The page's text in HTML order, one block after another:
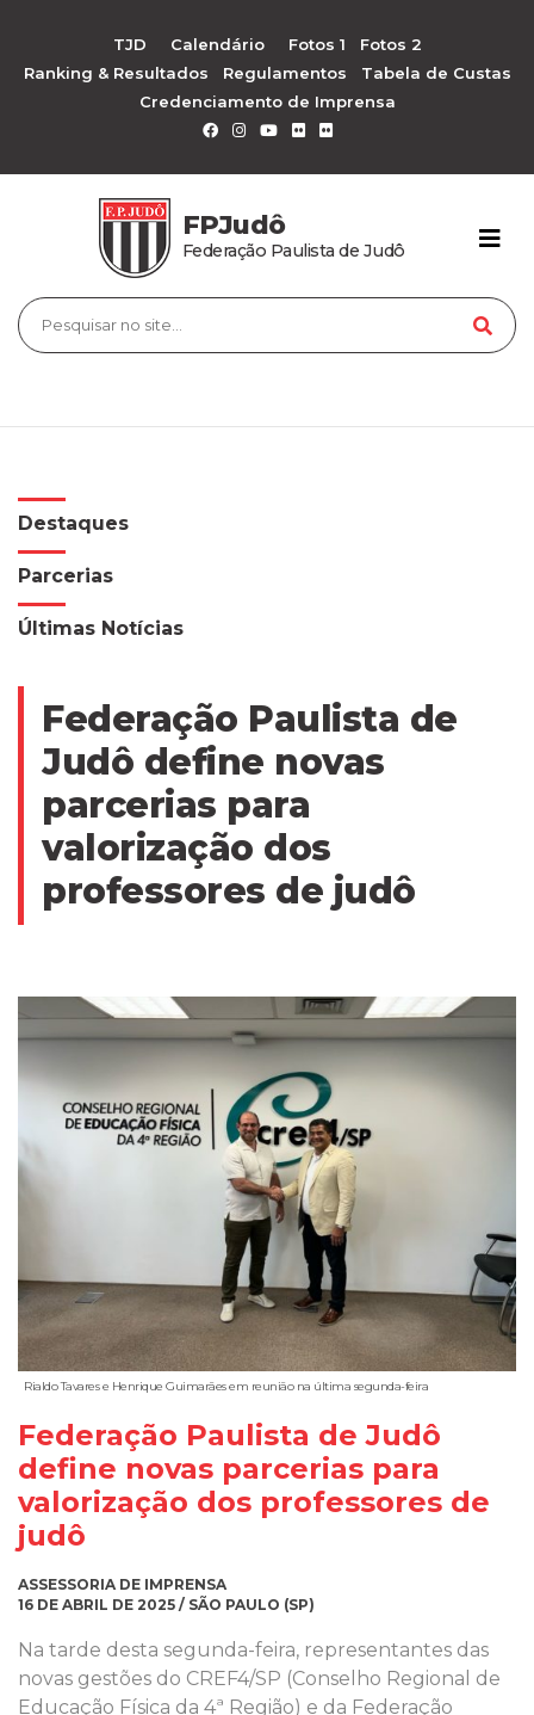
TJD Calendário Fotos 1
Fotos 2
Ranking & Resultados
Regulamentos
Tabela de Custas
Credenciamento de Imprensa
FPJudô
Federação Paulista de Judô
Destaques
Parcerias
Últimas Notícias
Federação Paulista de
Judô define novas
parcerias para
valorização dos
professores de judô
Rialdo Tavares e Henrique Guimarães em reunião na última segunda-feira
Federação Paulista de Judô
define novas parcerias para
valorização dos professores de
judô
ASSESSORIA DE IMPRENSA
16 DE ABRIL DE 2025 / SÃO PAULO (SP)
Na tarde desta segunda-feira, representantes das
novas gestões do CREF4/SP (Conselho Regional de
Educação Física da 4ª Região) e da Federação